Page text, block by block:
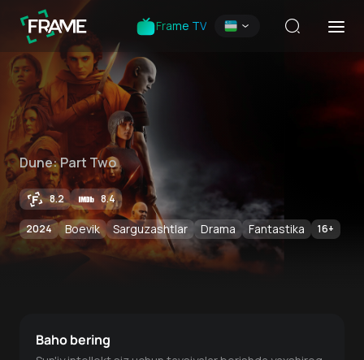
Frame TV
Dune: Part Two
8.2 8.4
2024 Boevik Sarguzashtlar Drama Fantastika 16+
Baho bering